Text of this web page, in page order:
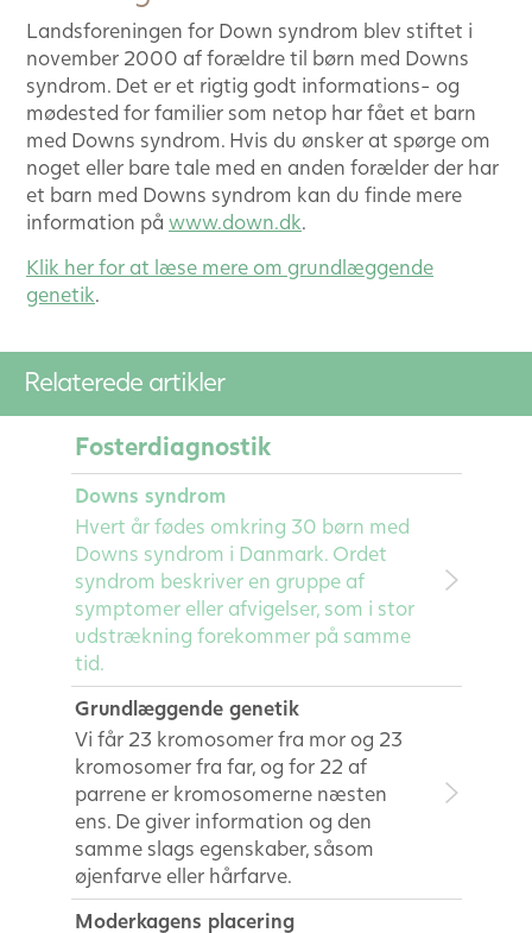
Landsforeningen for Down syndrom blev stiftet i
november 2000 af forældre til børn med Downs
syndrom. Det er et rigtig godt informations- og
mødested for familier som netop har fået et barn
med Downs syndrom. Hvis du ønsker at spørge om
noget eller bare tale med en anden forælder der har
et barn med Downs syndrom kan du finde mere
information på www.down.dk.
Klik her for at læse mere om grundlæggende
genetik.
Relaterede artikler
Fosterdiagnostik
Downs syndrom
Hvert år fødes omkring 30 børn med
Downs syndrom i Danmark. Ordet
syndrom beskriver en gruppe af
symptomer eller afvigelser, som i stor
udstrækning forekommer på samme
tid.
Grundlæggende genetik
Vi får 23 kromosomer fra mor og 23
kromosomer fra far, og for 22 af
parrene er kromosomerne næsten
ens. De giver information og den
samme slags egenskaber, såsom
øjenfarve eller hårfarve.
Moderkagens placering